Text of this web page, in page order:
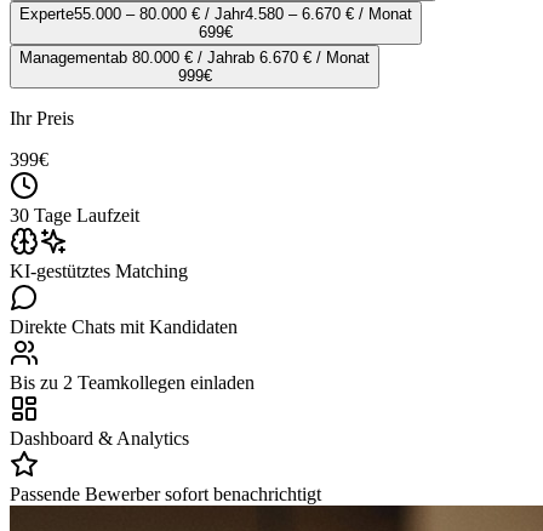
Experte55.000 – 80.000 € / Jahr4.580 – 6.670 € / Monat
699€
Managementab 80.000 € / Jahrab 6.670 € / Monat
999€
Ihr Preis
399€
30 Tage Laufzeit
KI-gestütztes Matching
Direkte Chats mit Kandidaten
Bis zu 2 Teamkollegen einladen
Dashboard & Analytics
Passende Bewerber sofort benachrichtigt